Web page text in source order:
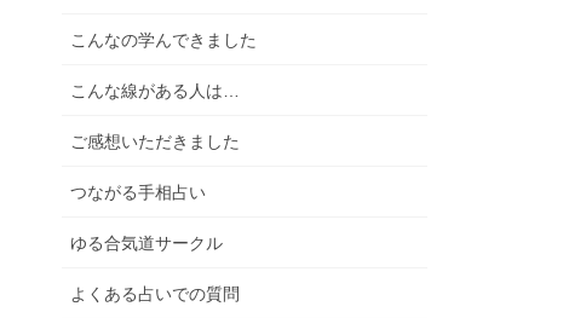
こんなの学んできました
こんな線がある人は…
ご感想いただきました
つながる手相占い
ゆる合気道サークル
よくある占いでの質問